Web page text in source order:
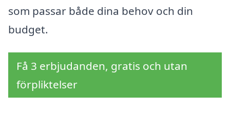
som passar både dina behov och din
budget.
Få 3 erbjudanden, gratis och utan
förpliktelser